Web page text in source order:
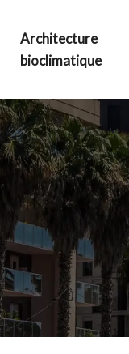
Architecture
bioclimatique